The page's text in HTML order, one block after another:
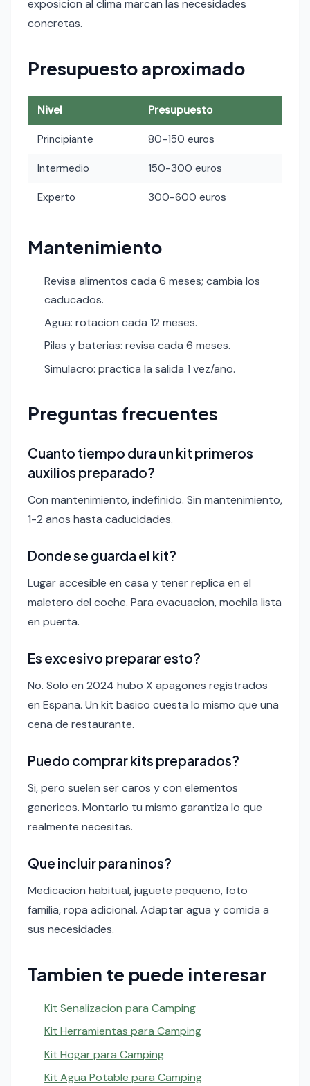
exposicion al clima marcan las necesidades
concretas.
Presupuesto aproximado
Nivel Presupuesto
Principiante 80-150 euros
Intermedio 150-300 euros
Experto 300-600 euros
Mantenimiento
Revisa alimentos cada 6 meses; cambia los
caducados.
Agua: rotacion cada 12 meses.
Pilas y baterias: revisa cada 6 meses.
Simulacro: practica la salida 1 vez/ano.
Preguntas frecuentes
Cuanto tiempo dura un kit primeros
auxilios preparado?
Con mantenimiento, indefinido. Sin mantenimiento,
1-2 anos hasta caducidades.
Donde se guarda el kit?
Lugar accesible en casa y tener replica en el
maletero del coche. Para evacuacion, mochila lista
en puerta.
Es excesivo preparar esto?
No. Solo en 2024 hubo X apagones registrados
en Espana. Un kit basico cuesta lo mismo que una
cena de restaurante.
Puedo comprar kits preparados?
Si, pero suelen ser caros y con elementos
genericos. Montarlo tu mismo garantiza lo que
realmente necesitas.
Que incluir para ninos?
Medicacion habitual, juguete pequeno, foto
familia, ropa adicional. Adaptar agua y comida a
sus necesidades.
Tambien te puede interesar
Kit Senalizacion para Camping
Kit Herramientas para Camping
Kit Hogar para Camping
Kit Agua Potable para Camping